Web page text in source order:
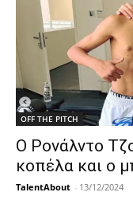
OFF THE PITCH
Ο Ρονάλντο
κοπέλα και ο
TalentAbout - 13/12/2024